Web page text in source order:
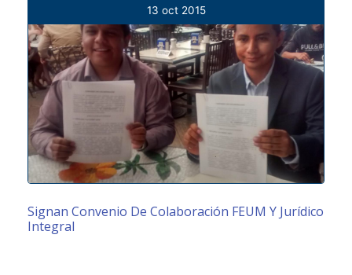
13 oct 2015
Signan Convenio De Colaboración FEUM Y Jurídico
Integral